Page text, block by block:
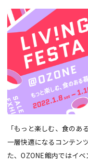
「もっと楽しむ、食のあ
一層快適になるコンテン
た、OZONE館内ではイ